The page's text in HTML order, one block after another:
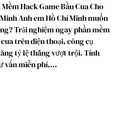
Hack Game Bầu Cua Cho
Anh em Hồ Chí Minh muốn
Trải nghiệm ngay phần mềm
trên điện thoại, công cụ
tỷ lệ thắng vượt trội. Tính
vấn miễn phí,…